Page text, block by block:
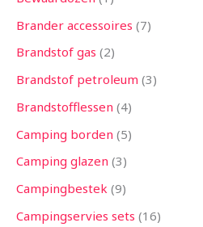
Brander accessoires 7
Brandstof gas 2
Brandstof petroleum 3
Brandstofflessen 4
Camping borden 5
Camping glazen 3
Campingbestek 9
Campingservies sets 16